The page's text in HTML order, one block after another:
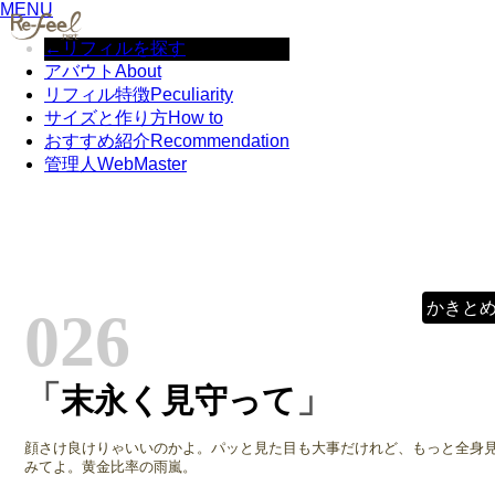
MENU
←リフィルを探す
アバウト About
リフィル特徴Peculiarity
サイズと作り方How to
おすすめ紹介Recommendation
管理人 WebMaster
かきと
026
「末永く見守って 」
顔さけ良けりゃいいのかよ。パッと見た目も大事だけれど、もっと全身
みてよ。黄金比率の雨嵐。